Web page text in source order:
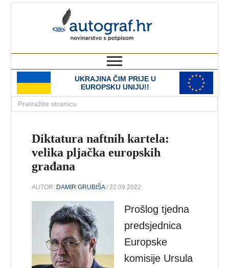
UKRAJINA ČIM PRIJE U
EUROPSKU UNIJU!!
Diktatura naftnih kartela:
velika pljačka europskih
građana
AUTOR: DAMIR GRUBIŠA/ 22.09.2022.
Prošlog tjedna
predsjednica
Europske
komisije Ursula